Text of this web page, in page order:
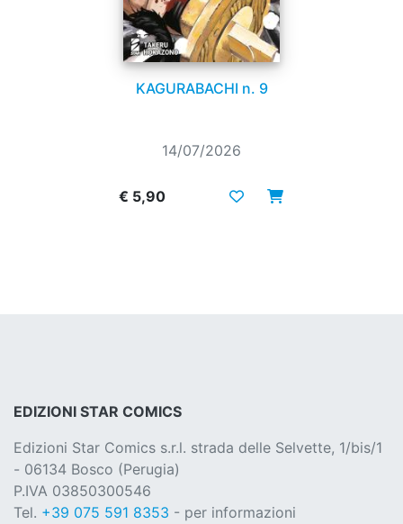
KAGURABACHI n. 9
14/07/2026
€ 5,90
EDIZIONI STAR COMICS
Edizioni Star Comics s.r.l. strada delle Selvette, 1/bis/1
- 06134 Bosco (Perugia)
P.IVA 03850300546
Tel. +39 075 591 8353 - per informazioni